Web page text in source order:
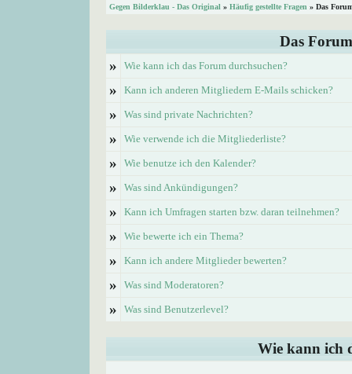
Gegen Bilderklau - Das Original » Häufig gestellte Fragen » Das
Das
»
Wie kann ich das Forum durchsuchen?
» Kann ich anderen Mitgliedern E-Mails schicken?
» Was sind private Nachrichten?
» Wie verwende ich die Mitgliederliste?
» Wie benutze ich den Kalender?
» Was sind Ankündigungen?
» Kann ich Umfragen starten bzw. daran teilnehmen?
» Wie bewerte ich ein Thema?
» Kann ich andere Mitglieder bewerten?
» Was sind Moderatoren?
» Was sind Benutzerlevel?
Wie kann ich